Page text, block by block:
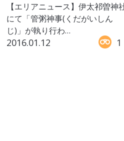
【エリアニュース】伊太祁曽神
にて「管粥神事(くだがいしん
じ)」が執り行わ…
2016.01.12 1